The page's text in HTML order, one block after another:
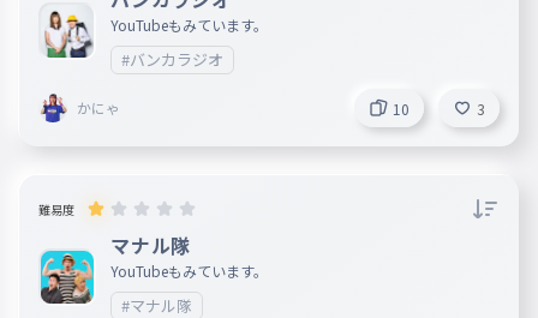
YouTubeもみています。
#バンカラジオ
かにゃ 10 3
難易度
マナル隊
YouTubeもみています。
#マナル隊